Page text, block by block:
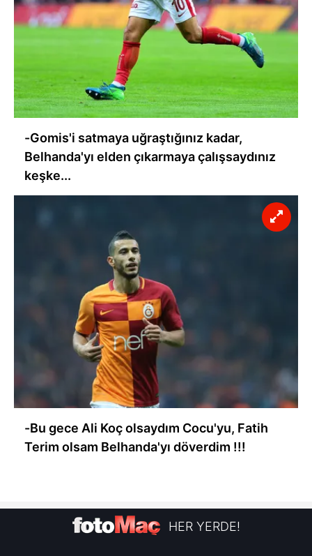
-Gomis'i satmaya uğraştığınız kadar,
Belhanda'yı elden çıkarmaya çalışsaydınız
keşke...
-Bu gece Ali Koç olsaydım Cocu'yu, Fatih
Terim olsam Belhanda'yı döverdim !!!
HER YERDE!